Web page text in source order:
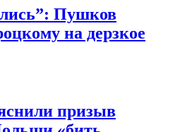
Пушков
на дерзкое
призыв